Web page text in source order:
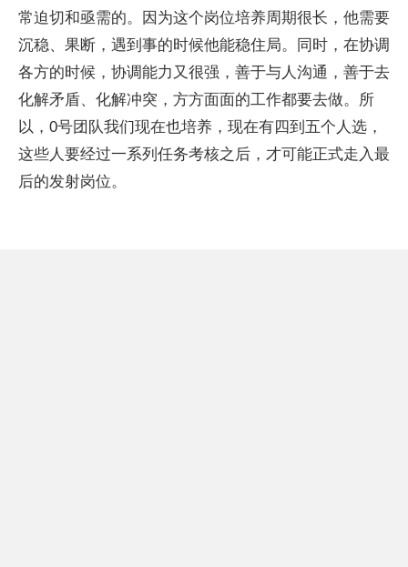
常迫切和亟需的。因为这个岗位培养周期很长，他需要
沉稳、果断，遇到事的时候他能稳住局。同时，在协调
各方的时候，协调能力又很强，善于与人沟通，善于去
化解矛盾、化解冲突，方方面面的工作都要去做。所
以，0号团队我们现在也培养，现在有四到五个人选，
这些人要经过一系列任务考核之后，才可能正式走入最
后的发射岗位。